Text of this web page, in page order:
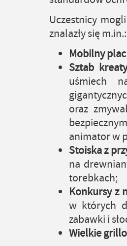
Uczestnicy
znalazły się m.in.:
Mobilny
Sztab
uśmiech
oraz
animator w
Stoiska z
na
torebkach;
Konkursy z
w których
zabawki i
Wielkie